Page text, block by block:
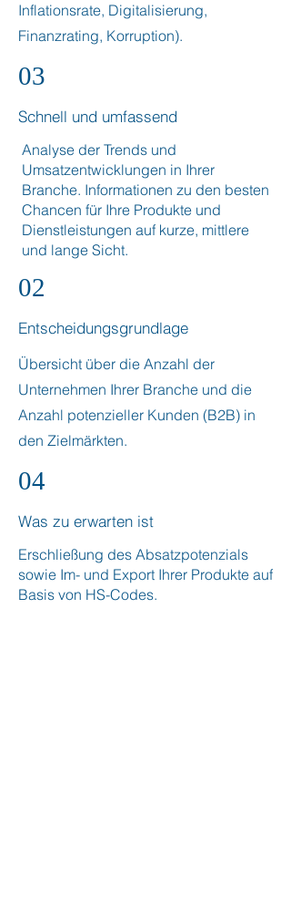
Inflationsrate, Digitalisierung,
Finanzrating, Korruption).
03
Schnell und umfassend
Analyse der Trends und
Umsatzentwicklungen in Ihrer
Branche. Informationen zu den besten
Chancen für Ihre Produkte und
Dienstleistungen auf kurze, mittlere
und lange Sicht.
02
Entscheidungsgrundlage
Übersicht über die Anzahl der
Unternehmen Ihrer Branche und die
Anzahl potenzieller Kunden (B2B) in
den Zielmärkten.
04
Was zu erwarten ist
Erschließung des Absatzpotenzials
sowie Im- und Export Ihrer Produkte auf
Basis von HS-Codes.